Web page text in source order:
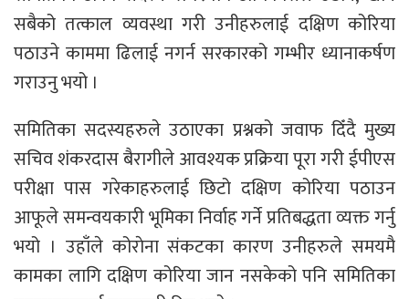
सबैको तत्काल व्यवस्था गरी उनीहरुलाई दक्षिण कोरिया
पठाउने काममा ढिलाई नगर्न सरकारको गम्भीर ध्यानाकर्षण
गराउनु भयो ।
समितिका सदस्यहरुले उठाएका प्रश्नको जवाफ दिँदै मुख्य
सचिव शंकरदास बैरागीले आवश्यक प्रक्रिया पूरा गरी ईपीएस
परीक्षा पास गरेकाहरुलाई छिटो दक्षिण कोरिया पठाउन
आफूले समन्वयकारी भूमिका निर्वाह गर्ने प्रतिबद्धता व्यक्त गर्नु
भयो । उहाँले कोराेना संकटका कारण उनीहरुले समयमै
कामका लागि दक्षिण कोरिया जान नसकेको पनि समितिका